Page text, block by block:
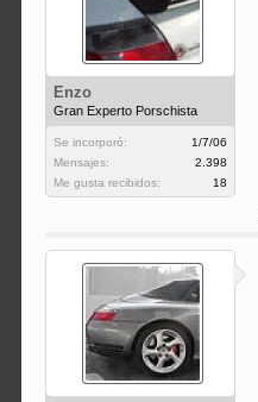
Enzo
Gran Experto Porschista
Se incorporó:
1/7/06
Mensajes:
2.398
Me gusta recibidos:
18